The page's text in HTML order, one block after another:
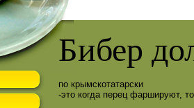
Бибер
по крымскотатарски
-это когда перец фаршируют,